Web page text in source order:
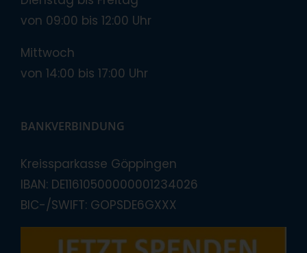
von 09:00 bis 12:00 Uhr
Mittwoch
von 14:00 bis 17:00 Uhr
BANKVERBINDUNG
Kreissparkasse Göppingen
IBAN: DE11610500000001234026
BIC-/SWIFT: GOPSDE6GXXX